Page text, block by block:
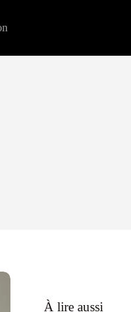
À lire aussi